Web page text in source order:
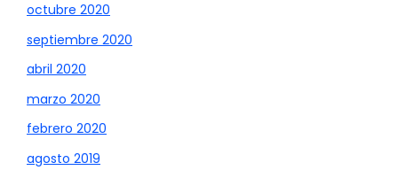
octubre 2020
septiembre 2020
abril 2020
marzo 2020
febrero 2020
agosto 2019